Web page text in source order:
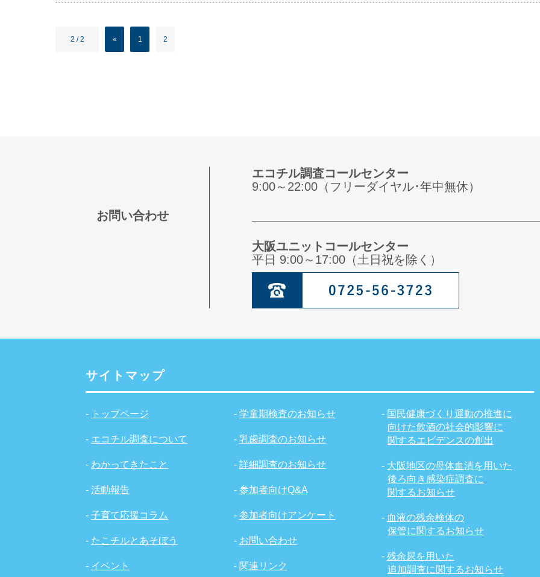
2 / 2 « 1 2
お問い合わせ
エコチル調査コールセンター
9:00～22:00（フリーダイヤル･年中無休）
大阪ユニットコールセンター
平日 9:00～17:00（土日祝を除く）
サイトマップ
- トップページ
- エコチル調査について
- わかってきたこと
- 活動報告
- 子育て応援コラム
- たこチルとあそぼう
- イベント
- 学童期検査のお知らせ
- 乳歯調査のお知らせ
- 詳細調査のお知らせ
- 参加者向けQ&A
- 参加者向けアンケート
- お問い合わせ
- 関連リンク
- 国民健康づくり運動の推進に
向けた飲酒の社会的影響に
関するエビデンスの創出
- 大阪地区の母体血清を用いた
後ろ向き感染症調査に
関するお知らせ
- 血液の残余検体の
保管に関するお知らせ
-残余尿を用いた
追加調査に関するお知らせ